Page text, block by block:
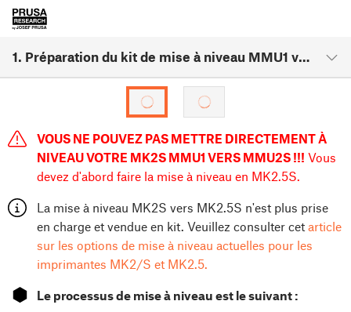
1. Préparation du kit de mise à niveau MMU1 vers MMU2S
VOUS NE POUVEZ PAS METTRE DIRECTEMENT À
NIVEAU VOTRE MK2S MMU1 VERS MMU2S !!! Vous
devez d'abord faire la mise à niveau en MK2.5S.
La mise à niveau MK2S vers MK2.5S n'est plus prise
en charge et vendue en kit. Veuillez consulter cet article
sur les options de mise à niveau actuelles pour les
imprimantes MK2/S et MK2.5.
⬢ Le processus de mise à niveau est le suivant :